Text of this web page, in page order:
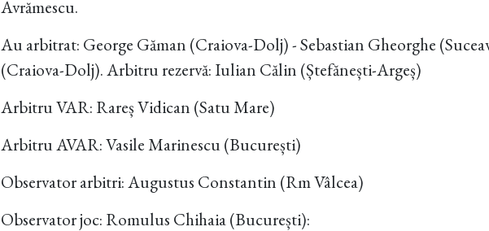
Avrămescu.
Au arbitrat: George Găman (Craiova-Dolj) - Sebastian Gheorghe
(Craiova-Dolj). Arbitru rezervă: Iulian Călin (Ștefănești-Argeș)
Arbitru VAR: Rareș Vidican (Satu Mare)
Arbitru AVAR: Vasile Marinescu (București)
Observator arbitri: Augustus Constantin (Rm Vâlcea)
Observator joc: Romulus Chihaia (București):